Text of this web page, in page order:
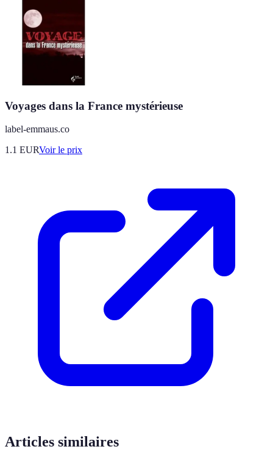
Voyages dans la France mystérieuse
label-emmaus.co
1.1 EURVoir le prix
Articles similaires